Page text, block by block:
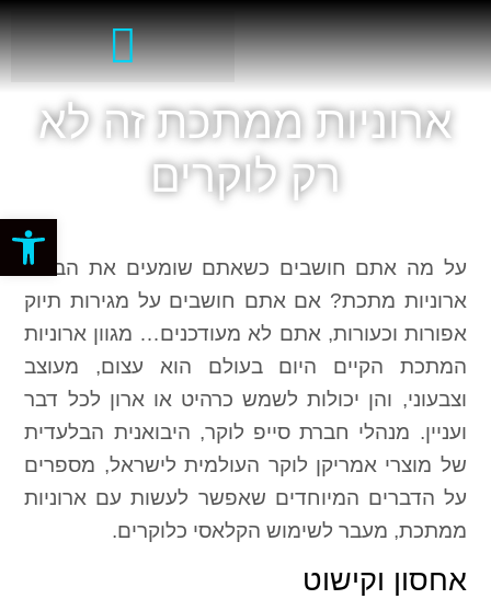
ארוניות ממתכת זה לא
רק לוקרים
על מה אתם חושבים כשאתם שומעים את הביטוי
ארוניות מתכת? אם אתם חושבים על מגירות תיוק
אפורות וכעורות, אתם לא מעודכנים… מגוון ארוניות
המתכת הקיים היום בעולם הוא עצום, מעוצב
וצבעוני, והן יכולות לשמש כרהיט או ארון לכל דבר
ועניין. מנהלי חברת סייפ לוקר, היבואנית הבלעדית
של מוצרי אמריקן לוקר העולמית לישראל, מספרים
על הדברים המיוחדים שאפשר לעשות עם ארוניות
ממתכת, מעבר לשימוש הקלאסי כלוקרים.
אחסון וקישוט
פתח